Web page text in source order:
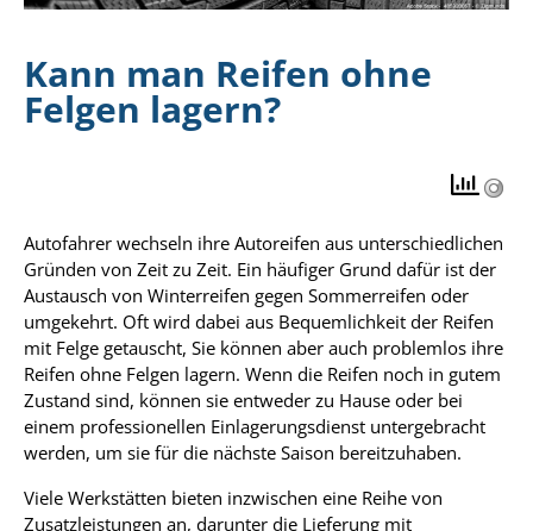
Kann man Reifen ohne
Felgen lagern?
Autofahrer wechseln ihre Autoreifen aus unterschiedlichen
Gründen von Zeit zu Zeit. Ein häufiger Grund dafür ist der
Austausch von Winterreifen gegen Sommerreifen oder
umgekehrt. Oft wird dabei aus Bequemlichkeit der Reifen
mit Felge getauscht, Sie können aber auch problemlos ihre
Reifen ohne Felgen lagern. Wenn die Reifen noch in gutem
Zustand sind, können sie entweder zu Hause oder bei
einem professionellen Einlagerungsdienst untergebracht
werden, um sie für die nächste Saison bereitzuhaben.
Viele Werkstätten bieten inzwischen eine Reihe von
Zusatzleistungen an, darunter die Lieferung mit